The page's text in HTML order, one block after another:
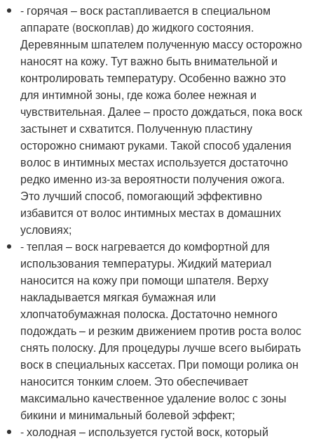
- горячая – воск растапливается в специальном
аппарате (воскоплав) до жидкого состояния.
Деревянным шпателем полученную массу осторожно
наносят на кожу. Тут важно быть внимательной и
контролировать температуру. Особенно важно это
для интимной зоны, где кожа более нежная и
чувствительная. Далее – просто дождаться, пока воск
застынет и схватится. Полученную пластину
осторожно снимают руками. Такой способ удаления
волос в интимных местах используется достаточно
редко именно из-за вероятности получения ожога.
Это лучший способ, помогающий эффективно
избавится от волос интимных местах в домашних
условиях;
- теплая – воск нагревается до комфортной для
использования температуры. Жидкий материал
наносится на кожу при помощи шпателя. Верху
накладывается мягкая бумажная или
хлопчатобумажная полоска. Достаточно немного
подождать – и резким движением против роста волос
снять полоску. Для процедуры лучше всего выбирать
воск в специальных кассетах. При помощи ролика он
наносится тонким слоем. Это обеспечивает
максимально качественное удаление волос с зоны
бикини и минимальный болевой эффект;
- холодная – используется густой воск, который